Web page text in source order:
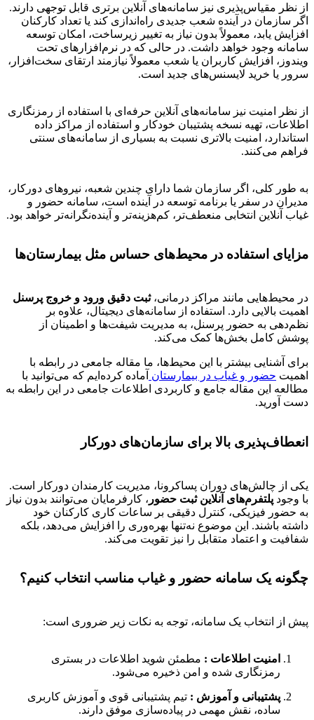
از نظر مقیاس‌پذیری نیز سامانه‌های آنلاین برتری قابل توجهی دارند.
اگر سازمان در آینده شعب جدیدی راه‌اندازی کند یا تعداد کارکنان
افزایش یابد، معمولاً بدون نیاز به تغییر زیرساخت، امکان توسعه
سامانه وجود خواهد داشت. در حالی که در نرم‌افزارهای تحت
ویندوز، افزایش کاربران یا شعب معمولاً نیازمند ارتقای سخت‌افزار،
سرور یا خرید لایسنس‌های جدید است.
از نظر امنیت نیز سامانه‌های آنلاین حرفه‌ای با استفاده از رمزنگاری
اطلاعات، تهیه نسخه پشتیبان خودکار و استفاده از مراکز داده
استاندارد، امنیت بالاتری نسبت به بسیاری از سامانه‌های سنتی
فراهم می‌کنند.
به طور کلی، اگر سازمان شما دارای چندین شعبه، نیروهای دورکار،
مدیران در سفر یا برنامه توسعه در آینده است، سامانه حضور و
غیاب آنلاین انتخابی منعطف‌تر، کم‌هزینه‌تر و آینده‌نگرانه‌تر خواهد بود.
مزایای استفاده در محیط‌های حساس مثل بیمارستان‌ها
در محیط‌هایی مانند مراکز درمانی،ثبت دقیق ورود و خروج پرسنل
اهمیت بالایی دارد. استفاده از سامانه‌های دیجیتال، علاوه بر
نظم‌دهی به حضور پرسنل، به مدیریت شیفت‌ها و اطمینان از
پوشش کامل بخش‌ها کمک می‌کند.
برای آشنایی بیشتر با این محیط‌ها، ما مقاله جامعی در رابطه با
اهمیت حضور و غیاب در بیمارستان آماده کرده‌ایم که می‌توانید با
مطالعه این مقاله جامع و کاربردی اطلاعات جامعی در این رابطه به
دست آورید.
انعطاف‌پذیری بالا برای سازمان‌های دورکار
یکی از چالش‌های دوران پساکرونا، مدیریت کارمندان دورکار است.
با وجود پلتفرم‌های آنلاین ثبت حضور ، کارفرمایان می‌توانند بدون نیاز
به حضور فیزیکی، کنترل دقیقی بر ساعات کاری کارکنان خود
داشته باشند. این موضوع نه‌تنها بهره‌وری را افزایش می‌دهد، بلکه
شفافیت و اعتماد متقابل را نیز تقویت می‌کند.
چگونه یک سامانه حضور و غیاب مناسب انتخاب کنیم؟
پیش از انتخاب یک سامانه، توجه به نکات زیر ضروری است:
امنیت اطلاعات : مطمئن شوید اطلاعات در بستری
رمزنگاری شده و امن ذخیره می‌شود.
پشتیبانی و آموزش : تیم پشتیبانی قوی و آموزش کاربری
ساده، نقش مهمی در پیاده‌سازی موفق دارند.